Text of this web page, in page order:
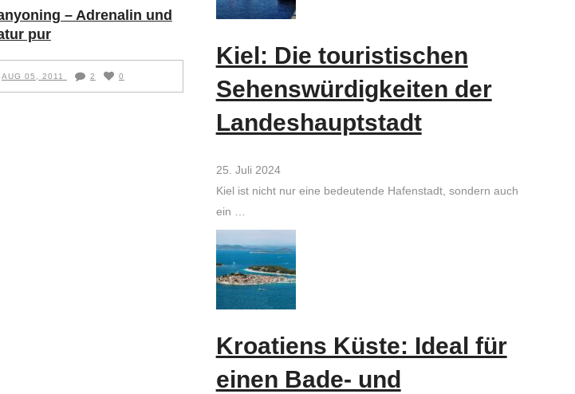
– Adrenalin und
pur
AUG 05, 2011 2 0
Kiel: Die touristischen
Sehenswürdigkeiten der
Landeshauptstadt
25. Juli 2024
Kiel ist nicht nur eine bedeutende Hafenstadt, sondern auch
ein …
Kroatiens Küste: Ideal für
einen Bade- und